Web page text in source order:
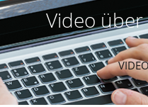
Video über